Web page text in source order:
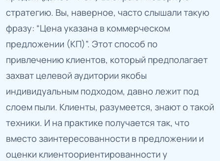
стратегию. Вы, наверное, часто слышали такую
фразу: “Цена указана в коммерческом
предложении (КП)”. Этот способ по
привлечению клиентов, который предполагает
захват целевой аудитории якобы
индивидуальным подходом, давно лежит под
слоем пыли. Клиенты, разумеется, знают о такой
техники. И на практике получается так, что
вместо заинтересованности в предложении и
оценки клиентоориентированности у